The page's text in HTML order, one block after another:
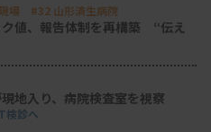
場 #32 山形済生病院
値、報告体制を再構築 “伝え
地入り、病院検査室を視察
検診へ